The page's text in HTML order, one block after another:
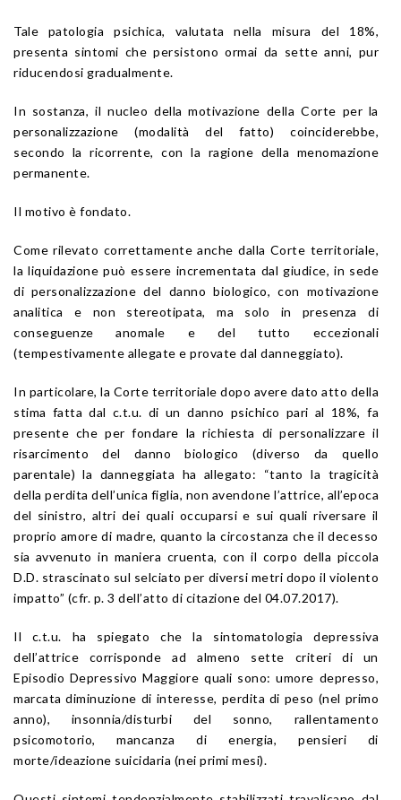
Tale patologia psichica, valutata nella misura del 18%,
presenta sintomi che persistono ormai da sette anni, pur
riducendosi gradualmente.
In sostanza, il nucleo della motivazione della Corte per la
personalizzazione (modalità del fatto) coinciderebbe,
secondo la ricorrente, con la ragione della menomazione
permanente.
Il motivo è fondato.
Come rilevato correttamente anche dalla Corte territoriale,
la liquidazione può essere incrementata dal giudice, in sede
di personalizzazione del danno biologico, con motivazione
analitica e non stereotipata, ma solo in presenza di
conseguenze anomale e del tutto eccezionali
(tempestivamente allegate e provate dal danneggiato).
In particolare, la Corte territoriale dopo avere dato atto della
stima fatta dal c.t.u. di un danno psichico pari al 18%, fa
presente che per fondare la richiesta di personalizzare il
risarcimento del danno biologico (diverso da quello
parentale) la danneggiata ha allegato: “tanto la tragicità
della perdita dell’unica figlia, non avendone l’attrice, all’epoca
del sinistro, altri dei quali occuparsi e sui quali riversare il
proprio amore di madre, quanto la circostanza che il decesso
sia avvenuto in maniera cruenta, con il corpo della piccola
D.D. strascinato sul selciato per diversi metri dopo il violento
impatto” (cfr. p. 3 dell’atto di citazione del 04.07.2017).
Il c.t.u. ha spiegato che la sintomatologia depressiva
dell’attrice corrisponde ad almeno sette criteri di un
Episodio Depressivo Maggiore quali sono: umore depresso,
marcata diminuzione di interesse, perdita di peso (nel primo
anno), insonnia/disturbi del sonno, rallentamento
psicomotorio, mancanza di energia, pensieri di
morte/ideazione suicidaria (nei primi mesi).